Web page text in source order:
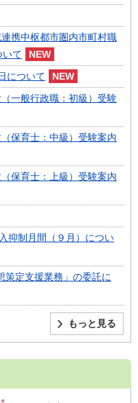
携中枢都市圏内市町村職
いて
について
一般行政職：初級）受験
保育士：中級）受験案内
保育士：上級）受験案内
抑制月間（９月）につい
策定支援業務」の委託に
もっと見る